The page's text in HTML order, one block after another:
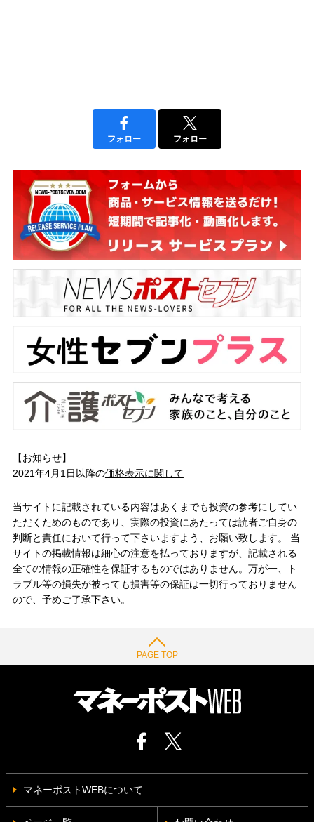
フォロー フォロー
【お知らせ】
2021年4月1日以降の価格表示に関して
当サイトに記載されている内容はあくまでも投資の参考にしてい
ただくためのものであり、実際の投資にあたっては読者ご自身の
判断と責任において行って下さいますよう、お願い致します。 当
サイトの掲載情報は細心の注意を払っておりますが、記載される
全ての情報の正確性を保証するものではありません。万が一、ト
ラブル等の損失が被っても損害等の保証は一切行っておりません
ので、予めご了承下さい。
PAGE TOP
マネーポストWEBについて